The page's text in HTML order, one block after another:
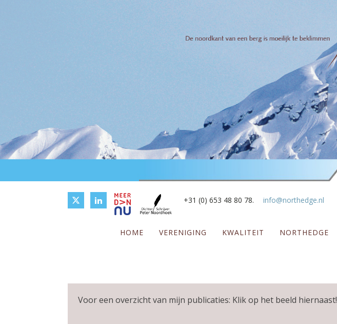
+31 (0) 653 48 80 78. info@northedge.nl
HOME VERENIGING KWALITEIT NORTHEDGE
Voor een overzicht van mijn publicaties: Klik op het beeld hiernaast!